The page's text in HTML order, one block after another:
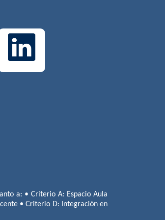
a: • Criterio A: Espacio Aula
• Criterio D: Integración en